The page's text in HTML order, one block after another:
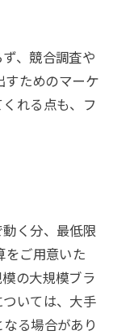
、競合調査や
すためのマーケ
れる点も、フ
く分、最低限
をご用意いた
の大規模ブラ
いては、大手
る場合があり